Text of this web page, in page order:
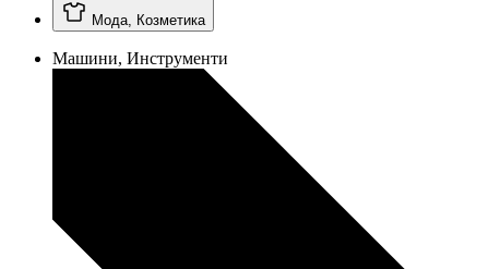
Мода, Козметика
Машини, Инструменти